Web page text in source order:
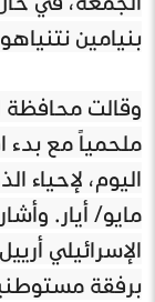
بنيامين
وقالت
ملحمياً مع بدء
مايو/ أيار.
الإسرائيلي
برفقة